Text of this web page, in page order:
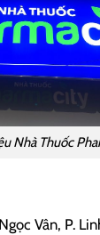
Nhà Thuốc
Vân, P.